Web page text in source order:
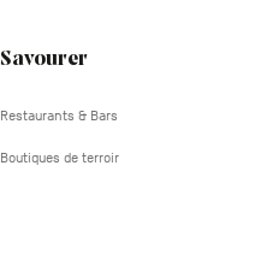
Savourer
Restaurants & Bars
Boutiques de terroir